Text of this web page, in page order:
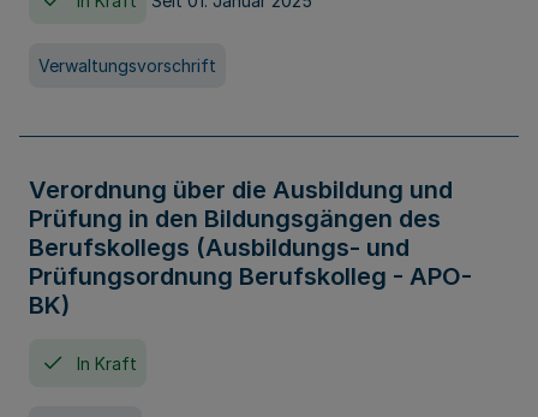
Verwaltungsvorschrift
Verordnung über die Ausbildung und
Prüfung in den Bildungsgängen des
Berufskollegs (Ausbildungs- und
Prüfungsordnung Berufskolleg - APO-
BK)
In Kraft